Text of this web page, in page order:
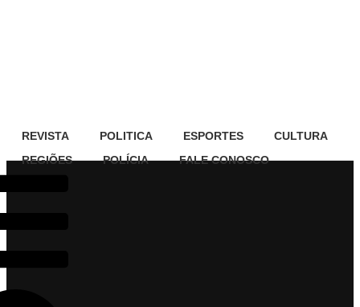
REVISTA POLITICA ESPORTES
CULTURA
REGIÕES
POLÍCIA FALE CONOSCO